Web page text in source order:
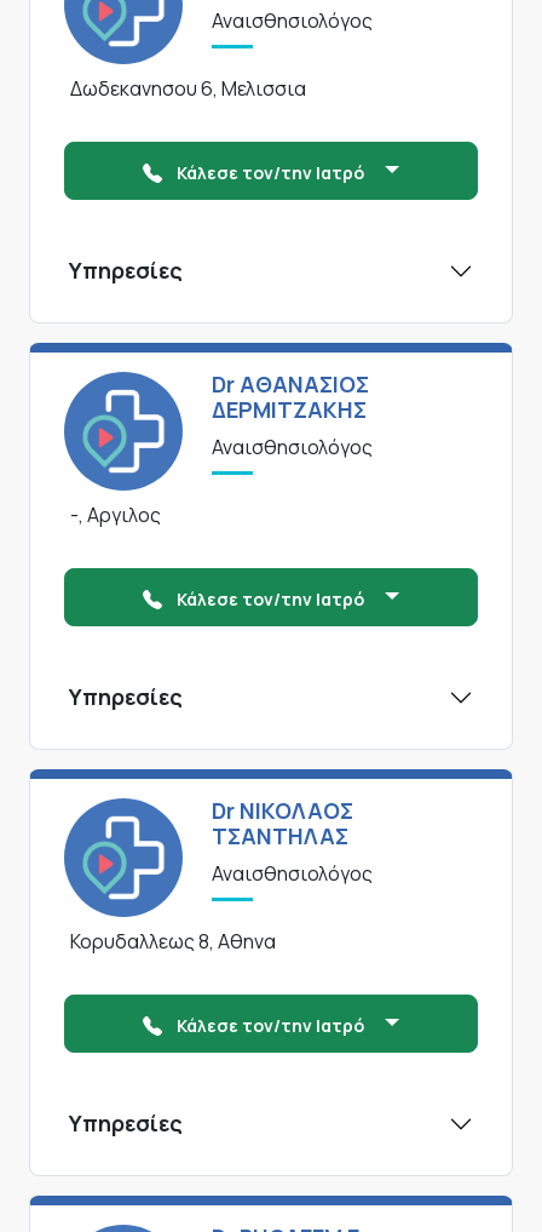
Αναισθησιολόγος
Δωδεκανησου 6, Μελισσια
Κάλεσε τον/την Ιατρό
Υπηρεσίες
Dr ΑΘΑΝΑΣΙΟΣ
ΔΕΡΜΙΤΖΑΚΗΣ
Αναισθησιολόγος
-, Αργιλος
Κάλεσε τον/την Ιατρό
Υπηρεσίες
Dr ΝΙΚΟΛΑΟΣ
ΤΣΑΝΤΗΛΑΣ
Αναισθησιολόγος
Κορυδαλλεως 8, Αθηνα
Κάλεσε τον/την Ιατρό
Υπηρεσίες